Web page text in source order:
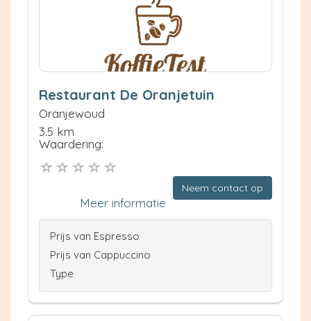
Restaurant De Oranjetuin
Oranjewoud
3.5 km
Waardering:
Neem contact op
Meer informatie
Prijs van Espresso
Prijs van Cappuccino
Type